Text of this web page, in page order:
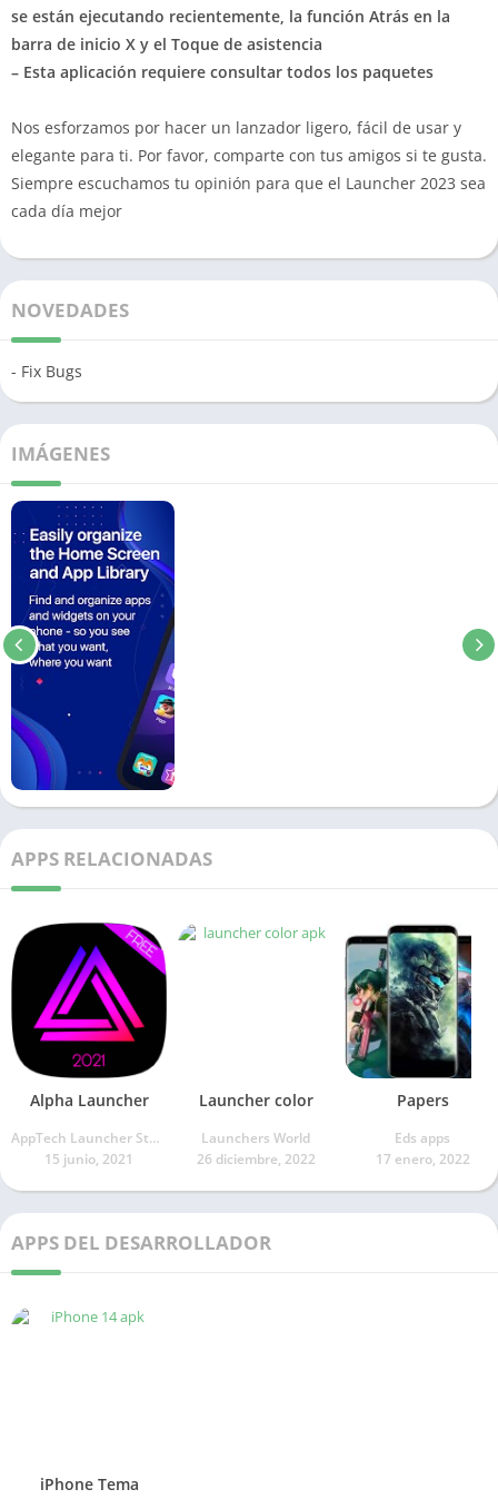
se están ejecutando recientemente, la función Atrás en la
barra de inicio X y el Toque de asistencia
– Esta aplicación requiere consultar todos los paquetes
Nos esforzamos por hacer un lanzador ligero, fácil de usar y
elegante para ti. Por favor, comparte con tus amigos si te gusta.
Siempre escuchamos tu opinión para que el Launcher 2023 sea
cada día mejor
NOVEDADES
- Fix Bugs
IMÁGENES
APPS RELACIONADAS
Alpha Launcher
AppTech Launcher Studios Inc.
15 junio, 2021
Launcher color
Launchers World
26 diciembre, 2022
Papers
Eds apps
17 enero, 2022
APPS DEL DESARROLLADOR
iPhone Tema